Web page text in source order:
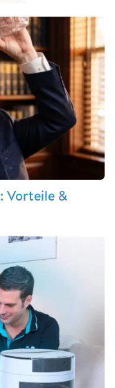
Vorteile &